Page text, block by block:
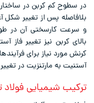
در سطوح کم کربن در
بلافاصله پس از تغییر
و سرعت کارسختی آن در
بالای کربن نیز تغییر فاز
کرنش مورد نیاز برای
آستنیت به مارتنزیت در
ترکیب شیمیایی فولاد